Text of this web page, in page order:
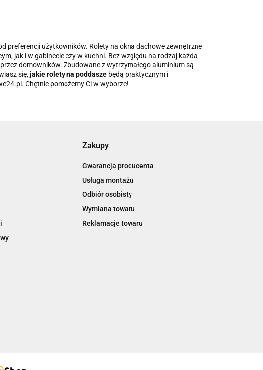
preferencji użytkowników. Rolety na okna dachowe zewnętrzne
jak i w gabinecie czy w kuchni. Bez względu na rodzaj każda
domowników. Zbudowane z wytrzymałego aluminium są
się,jakie rolety na poddaszebędą praktycznym i
Chętnie pomożemy Ci w wyborze!
Zakupy
Gwarancja producenta
Usługa montażu
Odbiór osobisty
Wymiana towaru
Reklamacje towaru